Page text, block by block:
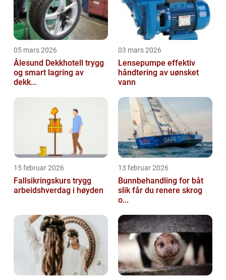
05 mars 2026
Ålesund Dekkhotell trygg
og smart lagring av
dekk...
03 mars 2026
Lensepumpe effektiv
håndtering av uønsket
vann
15 februar 2026
Fallsikringskurs trygg
arbeidshverdag i høyden
13 februar 2026
Bunnbehandling for båt
slik får du renere skrog
o...